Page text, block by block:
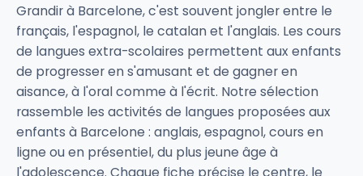
Grandir à Barcelone, c'est souvent jongler entre le
français, l'espagnol, le catalan et l'anglais. Les cours
de langues extra-scolaires permettent aux enfants
de progresser en s'amusant et de gagner en
aisance, à l'oral comme à l'écrit. Notre sélection
rassemble les activités de langues proposées aux
enfants à Barcelone : anglais, espagnol, cours en
ligne ou en présentiel, du plus jeune âge à
l'adolescence. Chaque fiche précise le centre, le